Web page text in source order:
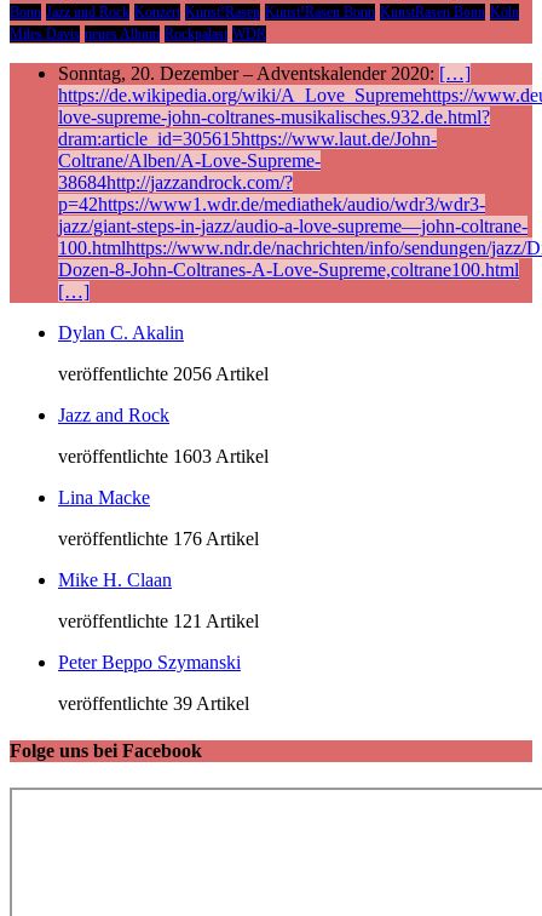
Bonn Jazz und Rock Konzert Kunst!Rasen Kunst!Rasen Bonn KunstRasen Bonn Köln
Miles Davis neues Album Rockpalast WDR
Sonntag, 20. Dezember – Adventskalender 2020: […]
https://de.wikipedia.org/wiki/A_Love_Supremehttps://
love-supreme-john-coltranes-musikalisches.932.de.html?
dram:article_id=305615https://www.laut.de/John-
Coltrane/Alben/A-Love-Supreme-
38684http://jazzandrock.com/?
p=42https://www1.wdr.de/mediathek/audio/wdr3/wdr3-
jazz/giant-steps-in-jazz/audio-a-love-supreme—john-coltrane-
100.htmlhttps://www.ndr.de/nachrichten/info/sendungen/jazz/
Dozen-8-John-Coltranes-A-Love-Supreme,coltrane100.html
[…]
Dylan C. Akalin
veröffentlichte 2056 Artikel
Jazz and Rock
veröffentlichte 1603 Artikel
Lina Macke
veröffentlichte 176 Artikel
Mike H. Claan
veröffentlichte 121 Artikel
Peter Beppo Szymanski
veröffentlichte 39 Artikel
Folge uns bei Facebook